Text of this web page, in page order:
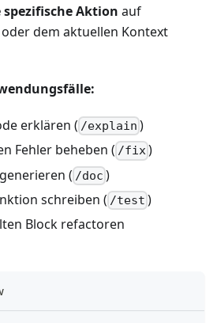
Aktion auf
dem aktuellen Kontext
erklären ( /explain )
Fehler beheben ( /fix)
( /doc )
schreiben ( /test )
Block refactoren